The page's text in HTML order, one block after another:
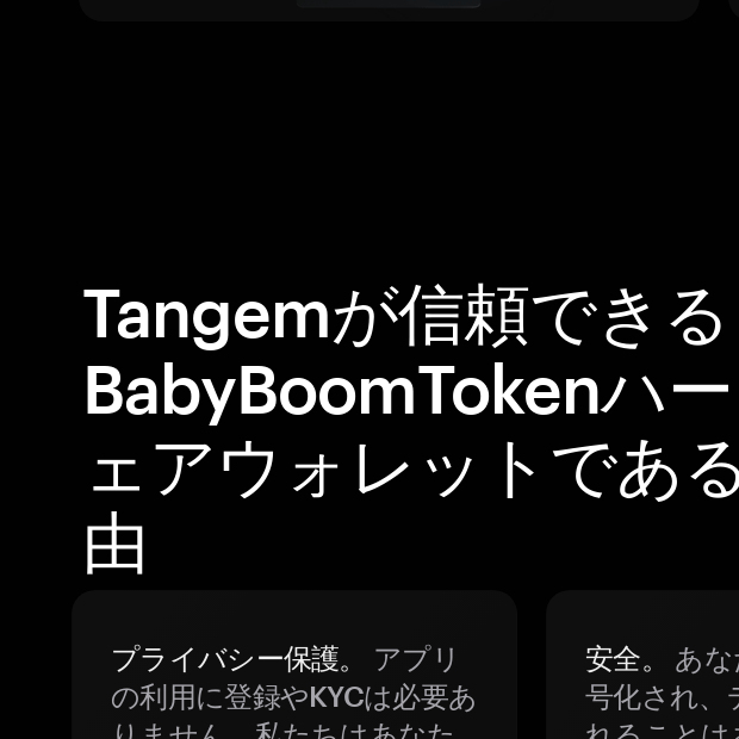
Tangemが信頼できる
BabyBoomTokenハ
ェアウォレットであ
由
プライバシー保護。
アプリ
の利用に登録やKYCは必要あ
安全。
あ
号化され、